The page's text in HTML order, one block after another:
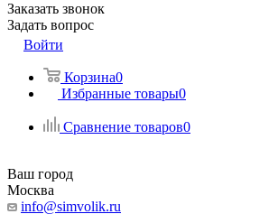
Заказать звонок
Задать вопрос
Войти
Корзина0
Избранные товары0
Сравнение товаров0
Ваш город
Москва
info@simvolik.ru